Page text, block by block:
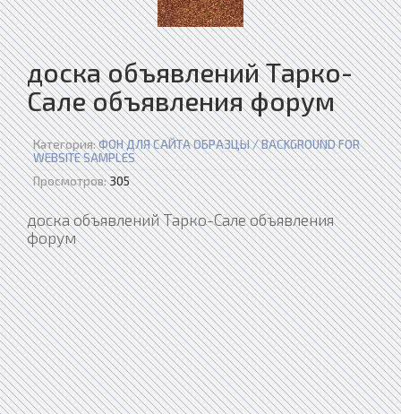
доска объявлений Тарко-
Сале объявления форум
Категория:ФОН ДЛЯ САЙТА ОБРАЗЦЫ / BACKGROUND FOR
WEBSITE SAMPLES
Просмотров:305
доска объявлений Тарко-Сале объявления
форум